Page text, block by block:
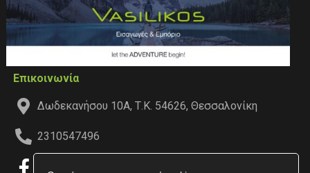
Επικοινωνία
Δωδεκανήσου 10Α, Τ.Κ. 54626, Θεσσαλονίκη
2310547496